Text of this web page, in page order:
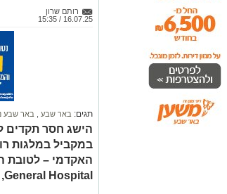
רותם שרון
16.07.25 / 15:35
תגים: באר שבע באר שבע
הישג חסר תקדים
במקביל במלגות
General Hospital, המסונף להרווארד